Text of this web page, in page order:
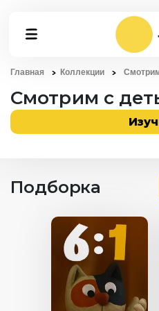
Главная Коллекции
Смотрим с
Подборка